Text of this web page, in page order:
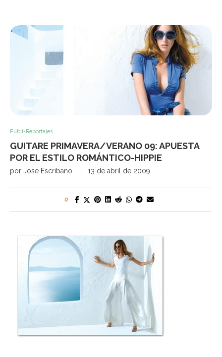
Publi-Reportajes
GUITARE PRIMAVERA/VERANO 09: APUESTA
POR EL ESTILO ROMÁNTICO-HIPPIE
por Jose Escribano 13 de abril de 2009
0